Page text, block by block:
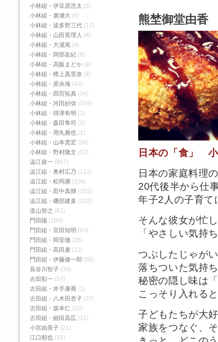
熊埜御堂由香
日本の「食」
日本の家庭料理
20代後半から仕
年子2人の子育て
そんな彼女が忙
「やさしい気持
つぶしたじゃが
落ちついた気持
秘密の隠し味は
こっそり入れる
子どもたちが大
家族をつなぐ、
小林組・伊豆原浩太 (8)
小林組・廣瀬大 (8)
小林組・波多野三代 (12)
小林組・山田英理人 (4)
小林組・大瀧篤 (4)
小林組・阿部友紀 (8)
小林組・高阪まどか (8)
小林組・檀上真里奈 (4)
小林組・原央海 (42)
小林組・四宮拓真 (34)
小林組・河田紗弥 (104)
小林組・得津有明 (2)
小林組・森田隼司 (2)
小林組・用丸雅也 (1)
小林組・山本貴宏 (34)
小林組・野村隆文 (32)
澁江俊一 (667)
澁江組・奥村広乃 (113)
澁江組・松岡康 (106)
澁江組・田中真輝 (101)
澁江組・磯部建多 (102)
道山智之 (61)
門田陽 (189)
門田組・宮田知明 (63)
門田組・岡安徹 (26)
門田組・高田麦 (12)
門田組・伊藤健一郎 (86)
長谷川智子 (30)
古田彰一 (57)
古田組・井手康喬 (1)
古田組・八木田杏子 (27)
古田組・坂本仁 (10)
古田組・細田高広 (15)
小宮由美子 (21)
江口順也 (15)